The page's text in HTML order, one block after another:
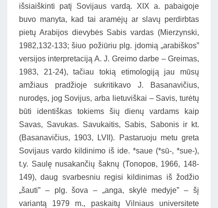
išsiaiškinti patį Sovijaus vardą. XIX a. pabaigoje
buvo manyta, kad tai aramėjų ar slavų perdirbtas
pietų Arabijos dievybės Sabis vardas (Mierzynski,
1982,132-133; šiuo požiūriu plg. įdomią „arabiškos”
versijos interpretaciją A. J. Greimo darbe – Greimas,
1983, 21-24), tačiau tokią etimologiją jau mūsų
amžiaus pradžioje sukritikavo J. Basanavičius,
nurodęs, jog Sovijus, arba lietuviškai – Savis, turėtų
būti identiškas tokiems šių dienų vardams kaip
Savas, Savukas. Savukaitis, Sabis, Sabonis ir kt.
(Basanavičius, 1903, LVII). Pastaruoju metu greta
Sovijaus vardo kildinimo iš ide. *saue (*sū-, *sue-),
t.y. Saulę nusakančių šaknų (Топоров, 1966, 148-
149), daug svarbesniu regisi kildinimas iš žodžio
„šauti” – plg. šova – „anga, skylė medyje” – šį
variantą 1979 m., paskaitų Vilniaus universitete